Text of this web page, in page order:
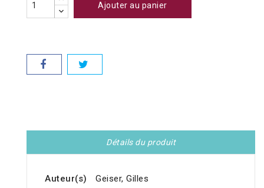
Ajouter au panier
Détails du produit
Auteur(s)
Geiser, Gilles